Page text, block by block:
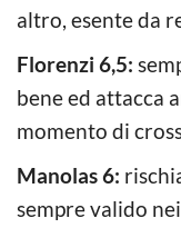
altro, esente da
Florenzi 6,5:
bene ed attacca
momento di
Manolas 6:
sempre valido